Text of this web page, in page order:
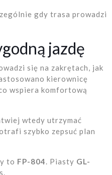
gdy trasa prowadzi
jazdę
się na zakrętach, jak
kierownicę
wspiera komfortową
wtedy utrzymać
szybko zepsuć plan
to FP-804. Piasty GL-